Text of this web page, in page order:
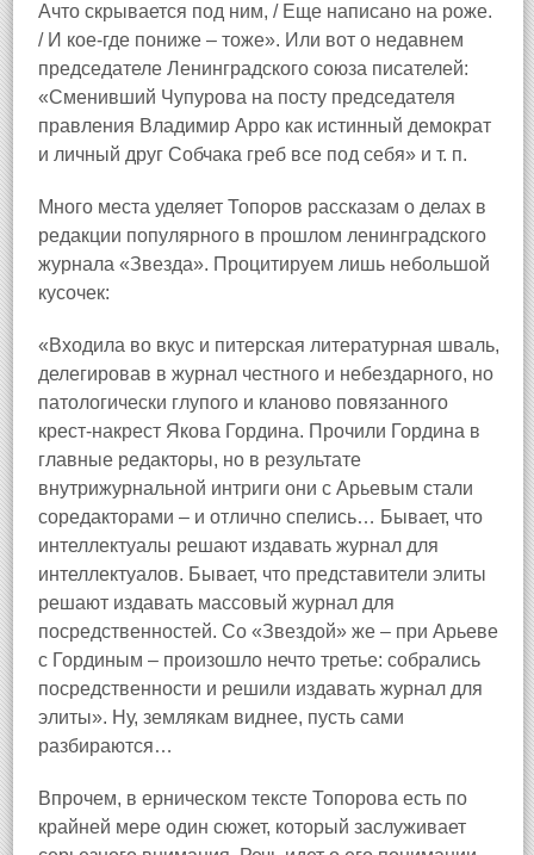
Ачто скрывается под ним, / Еще написано на роже.
/ И кое‑где пониже – тоже». Или вот о недавнем
председателе Ленинградского союза писателей:
«Сменивший Чупурова на посту председателя
правления Владимир Арро как истинный демократ
и личный друг Собчака греб все под себя» и т. п.
Много места уделяет Топоров рассказам о делах в
редакции популярного в прошлом ленинградского
журнала «Звезда». Процитируем лишь небольшой
кусочек:
«Входила во вкус и питерская литературная шваль,
делегировав в журнал честного и небездарного, но
патологически глупого и кланово повязанного
крест‑накрест Якова Гордина. Прочили Гордина в
главные редакторы, но в результате
внутрижурнальной интриги они с Арьевым стали
соредакторами – и отлично спелись… Бывает, что
интеллектуалы решают издавать журнал для
интеллектуалов. Бывает, что представители элиты
решают издавать массовый журнал для
посредственностей. Со «Звездой» же – при Арьеве
с Гординым – произошло нечто третье: собрались
посредственности и решили издавать журнал для
элиты». Ну, землякам виднее, пусть сами
разбираются…
Впрочем, в ерническом тексте Топорова есть по
крайней мере один сюжет, который заслуживает